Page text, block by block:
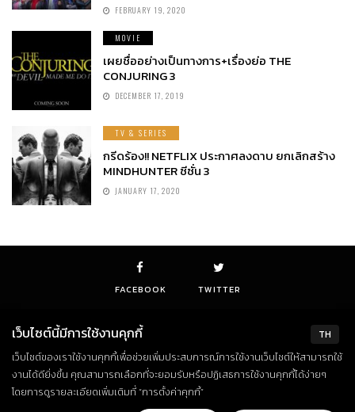
FEBRUARY 19, 2020
MOVIE
เผยชื่ออย่างเป็นทางการ+เรื่องย่อ THE
CONJURING 3
DECEMBER 17, 2019
TV & SERIES
กรีดร้อง!! NETFLIX ประกาศลงดาบ ยกเลิกสร้าง
MINDHUNTER ซีซั่น 3
JANUARY 17, 2020
FACEBOOK TWITTER
© Copyright 2018. All Rights Reserved
TH
เว็บไซต์นี้มีการใช้งานคุกกี้
เว็บไซต์ของเราใช้งานคุกกี้เพื่อช่วยเพิ่มประสบการณ์การใช้งานเว็บไซต์ให้สามารถใช้
งานได้ดียิ่งขึ้น คุณสามารถเลือกที่จะยอมรับหรือปฏิเสธการใช้งานคุกกี้ได้ง่ายๆ
โดยการดูรายละเอียดเพิ่มเติมที่ “การตั้งค่าคุกกี้”